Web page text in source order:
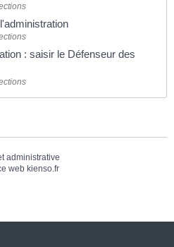
: saisir le Défenseur des
administrative
web kienso.fr